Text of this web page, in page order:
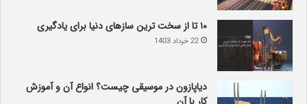
برای اتصال میکروفن و هدست تعبیه شده است. این سبک از کارت صدا،
به دلیل سوار شدن روی مادربرد و نزدیکی به پردازنده مرکزی کامپیوتر،
تاخیر بسیار ناچیزی دارند؛ همین موضوع باعث شده که اکثر کاربران
خانگی، نیازی به خرید کارت صدای جداگانه احساس نمی‌کنند.
دقت داشته باشید که این نوع از کارت صدا فاقد ورودی XLR یا 6.3 بوده
۱۰ تا از سخت ترین سازهای دنیا برای یادگیری
22 خرداد 1403
دیاپازون در موسیقی چیست؟ انواع آن و آموزش